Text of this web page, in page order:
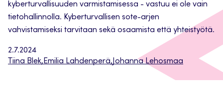
2.7.2024
Tiina Blek, Emilia Lahdenperä, Johanna Lehosmaa
kyberturvallisuuden varmistamisessa - vastuu ei ole vain
tietohallinnolla. Kyberturvallisen sote-arjen
vahvistamiseksi tarvitaan sekä osaamista että yhteistyötä.